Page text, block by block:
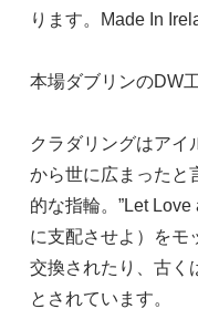
ります。Made In
本場ダブリンのDW
クラダリングはアイ
から世に広まったと
的な指輪。”Let
に支配させよ）をモ
交換されたり、古く
とされています。